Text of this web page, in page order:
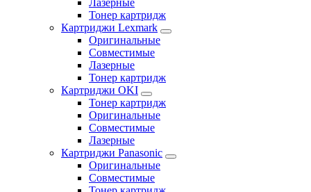
Лазерные
Тонер картридж
Картриджи Lexmark
Оригинальные
Совместимые
Лазерные
Тонер картридж
Картриджи OKI
Тонер картридж
Оригинальные
Совместимые
Лазерные
Картриджи Panasonic
Оригинальные
Совместимые